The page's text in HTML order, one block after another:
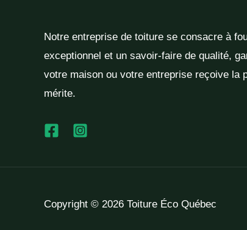
Notre entreprise de toiture se consacre à
exceptionnel et un savoir-faire de qualité,
votre maison ou votre entreprise reçoive la
mérite.
Copyright © 2026 Toiture Éco Québec